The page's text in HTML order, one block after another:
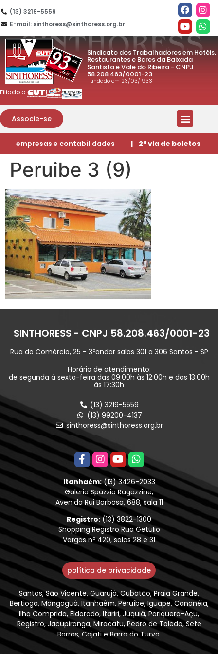
(13) 3219-5559
E-mail: sinthoress@sinthoress.org.br
Sindicato dos Trabalhadores em Hotéis,
Restaurantes e Bares da Baixada
Santista e Vale do Ribeira - CNPJ
58.208.463/0001-23
Fundado em 23/03/1933
Filiado a:
Associe-se
empresas e contabilidades | 2ª via de boletos
Peruibe 3 (9)
SINTHORESS - CNPJ 58.208.463/0001-23
Rua do Comércio, 25 - 3ºandar salas 301 a 306 Santos - SP
Horário de atendimento:
de segunda à sexta-feira das 09:00h às 12:00h e das 13:00h
às 17:30h
(13) 3219-5559
(13) 99200-4137
sinthoress@sinthoress.org.br
Itanhaém:(13) 3426-2033
Galeria Spazzio Ragazzine,
Avenida Rui Barbosa, 688, sala 11
Registro:(13) 3822-1300
Shopping Registro Rua Getúlio
Vargas nº 420, salas 28 e 31
política de privacidade
Santos, São Vicente, Guarujá, Cubatão, Praia Grande,
Bertioga, Mongaguá, Itanhaém, Peruíbe, Iguape, Cananéia,
Ilha Comprida, Eldorado, Itariri, Juquiá, Pariquera-Açu,
Registro, Jacupiranga, Miracatu, Pedro de Toledo, Sete
Barras, Cajati e Barra do Turvo.